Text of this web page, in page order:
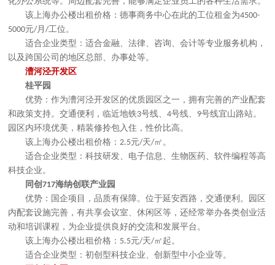
该上海办公楼出租价格：德事商务中心在此的工位租金为4500-
5000元/月/工位。
适合企业类型：适合金融、法律、咨询、会计等专业服务机构，
以及跨国公司的地区总部、办事处等。
漕河泾开发区
桂平园
优势：作为漕河泾开发区的优质园区之一，拥有完善的产业配套
和政策支持。交通便利，临近地铁3号线、4号线、 9号线宜山路站。
园区内环境优美，精装修拎包入住，性价比高。
该上海办公楼出租价格：2.5元/天/㎡。
适合企业类型：科技研发、电子信息、生物医药、软件编程等高
科技企业。
同创717海纳创联产业园
优势：国企项目，品质有保障。位于延安西路，交通便利。园区
内配套设施完善，有共享会议室、休闲区等，还经常举办各类创业活
动和培训课程，为企业提供良好的交流和发展平台。
该上海办公楼出租价格： 5.5元/天/㎡起。
适合企业类型：初创型科技企业、创新型中小企业等。